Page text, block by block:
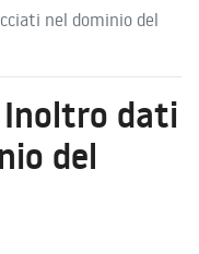
nel dominio del
Inoltro dati
del